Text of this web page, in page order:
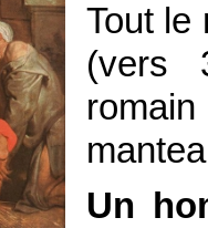
Tout le
(vers
Un